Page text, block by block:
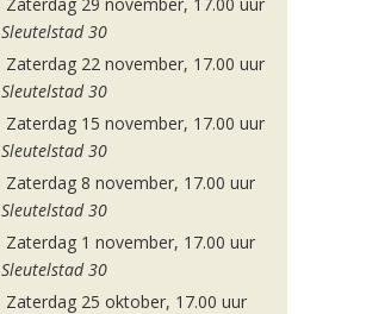
Sleutelstad 30
Zaterdag 22 november, 17.00 uur
Sleutelstad 30
Zaterdag 15 november, 17.00 uur
Sleutelstad 30
Zaterdag 8 november, 17.00 uur
Sleutelstad 30
Zaterdag 1 november, 17.00 uur
Sleutelstad 30
Zaterdag 25 oktober, 17.00 uur